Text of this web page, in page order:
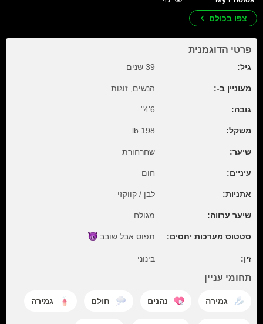
צפו בכולם
פרטי הדוגמנית
גיל: 39 שנים
מעוניין ב-: הנשים, זוגות
גובה: 6'4"
משקל: 198 lb
שיער: שחרחורת
עיניים: חום
אתניות: לבן / קווקזי
שיער ערווה: מגולח
סטטוס מערכות יחסים: תפוס אבל שובב
זין: בינוני
תחומי עניין
גמירה נהנים חולם גמירה